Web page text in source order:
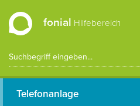
fonial Hilfebereich
Telefonanlage